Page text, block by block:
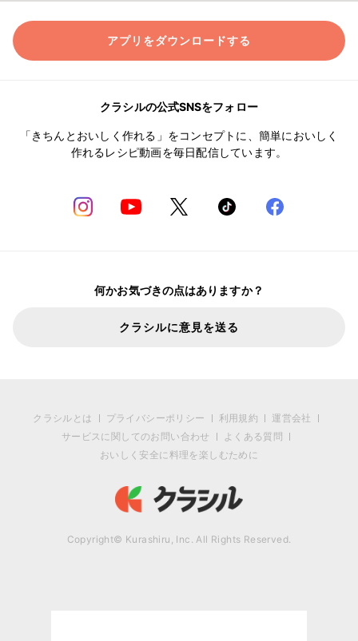
アプリをダウンロードする
クラシルの公式SNSをフォロー
「きちんとおいしく作れる」をコンセプトに、簡単においしく
作れるレシピ動画を毎日配信しています。
何かお気づきの点はありますか？
クラシルに意見を送る
クラシルとは プライバシーポリシー 利用規約
運営会社
サービスに関してのお問い合わせ
よくある質問
おいしく安全に料理を楽しむために
Copyright© Kurashiru, Inc. All Rights Reserved.